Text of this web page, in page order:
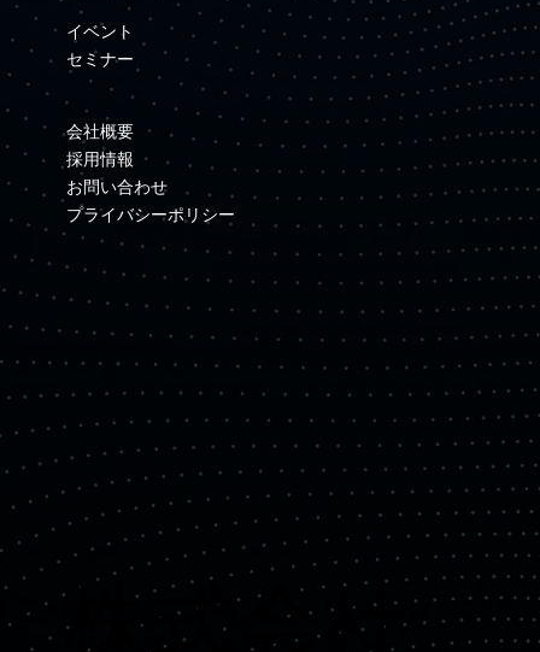
​株式会社
イベント
セミナー
会社概要
採用情報
お問い合わせ
プライバシーポリシー